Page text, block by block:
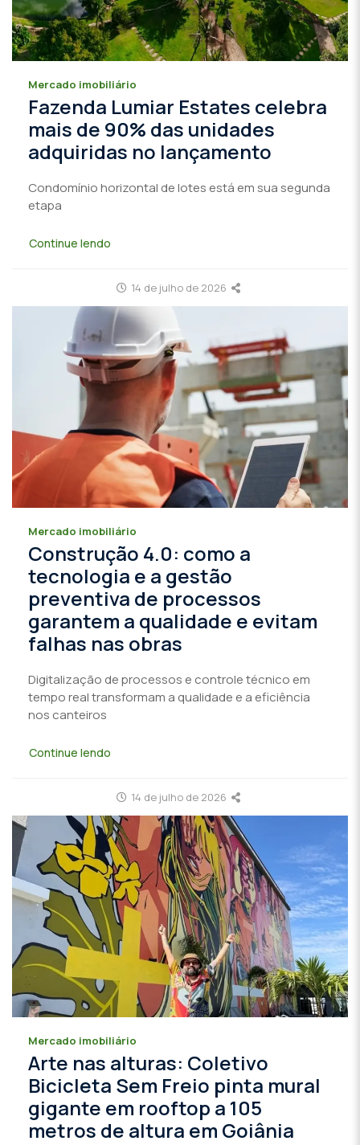
Mercado imobiliário
Fazenda Lumiar Estates celebra
mais de 90% das unidades
adquiridas no lançamento
Condomínio horizontal de lotes está em sua segunda
etapa
Continue lendo
14 de julho de 2026
Mercado imobiliário
Construção 4.0: como a
tecnologia e a gestão
preventiva de processos
garantem a qualidade e evitam
falhas nas obras
Digitalização de processos e controle técnico em
tempo real transformam a qualidade e a eficiência
nos canteiros
Continue lendo
14 de julho de 2026
Mercado imobiliário
Arte nas alturas: Coletivo
Bicicleta Sem Freio pinta mural
gigante em rooftop a 105
metros de altura em Goiânia